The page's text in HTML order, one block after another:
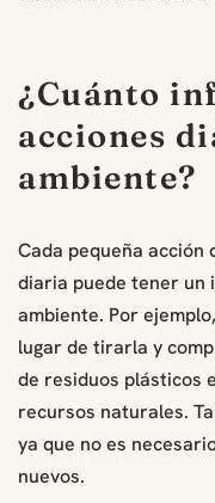
¿Cuánto
acciones
ambiente?
Cada pequeña acción
diaria puede tener un
ambiente. Por
lugar de tirarla y
de residuos plásticos
recursos naturales.
ya que no es
nuevos.